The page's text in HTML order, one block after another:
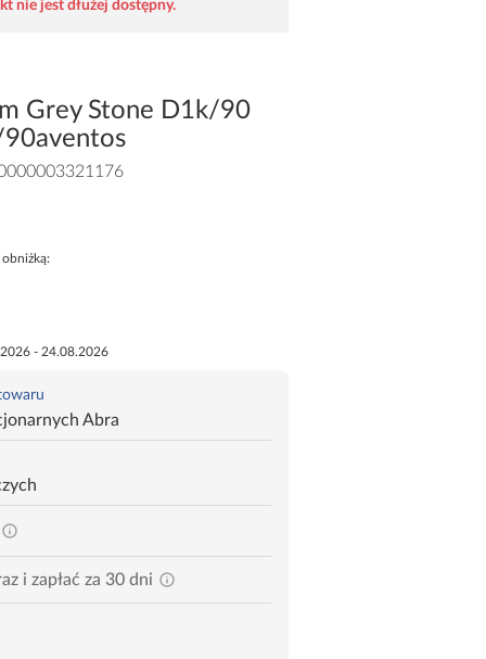
nie jest dłużej dostępny.
Grey Stone D1k/90
obniżką:
- 24.08.2026
Abra
i zapłać za 30 dni